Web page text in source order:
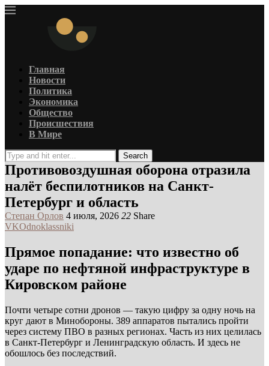
Главная
Новости
Политика
Экономика
Общество
Происшествия
В Мире
Search
Противовоздушная оборона отразила
налёт беспилотников на Санкт-
Петербург и область
Степан Орлов 4 июля, 2026 22 Share
VKOdnoklassniki
Прямое попадание: что известно об
ударе по нефтяной инфраструктуре в
Кировском районе
Почти четыре сотни дронов — такую цифру за одну ночь на
круг дают в Минобороны. 389 аппаратов пытались пройти
через систему ПВО в разных регионах. Часть из них целилась
в Санкт-Петербург и Ленинградскую область. И здесь не
обошлось без последствий.